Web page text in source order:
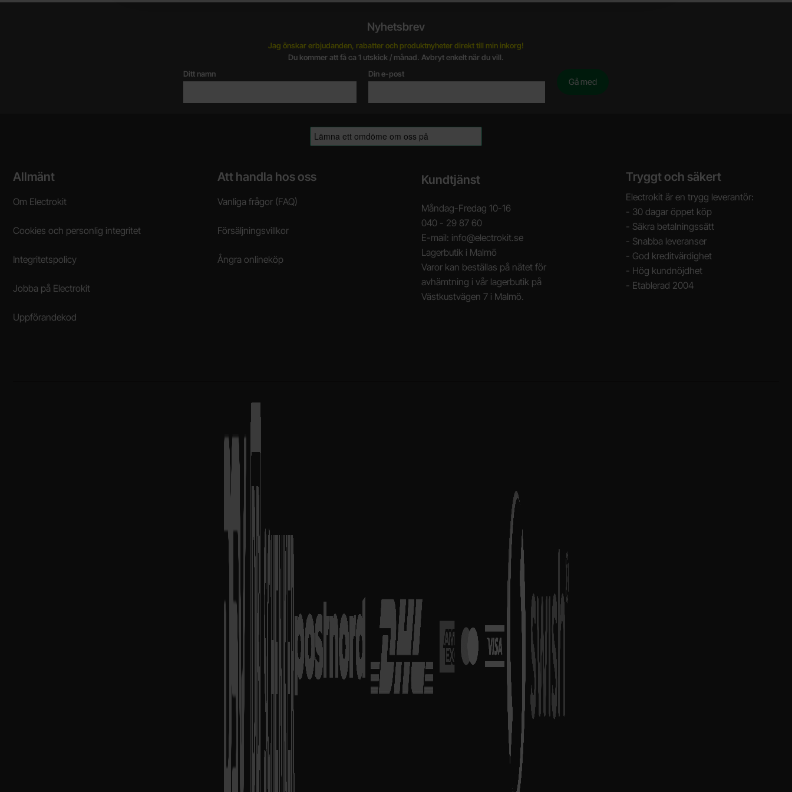
Nyhetsbrev
Jag önskar erbjudanden, rabatter och produktnyheter direkt till min inkorg!
Du kommer att få ca 1 utskick / månad. Avbryt enkelt när du vill.
Ditt namn
Din e-post
Sidfot Blandad info och länkar
Allmänt
Om Electrokit
Cookies och personlig integritet
Integritetspolicy
Jobba på Electrokit
Uppförandekod
Att handla hos oss
Vanliga frågor (FAQ)
Försäljningsvillkor
Ångra onlineköp
Kundtjänst
Måndag-Fredag 10-16
040 - 29 87 60
E-mail: info@electrokit.se
Lagerbutik i Malmö
Varor kan beställas på nätet för
avhämtning i vår lagerbutik på
Västkustvägen 7 i Malmö.
Tryggt och säkert
Electrokit är en trygg leverantör:
- 30 dagar öppet köp
- Säkra betalningssätt
- Snabba leveranser
- God kreditvärdighet
- Hög kundnöjdhet
- Etablerad 2004